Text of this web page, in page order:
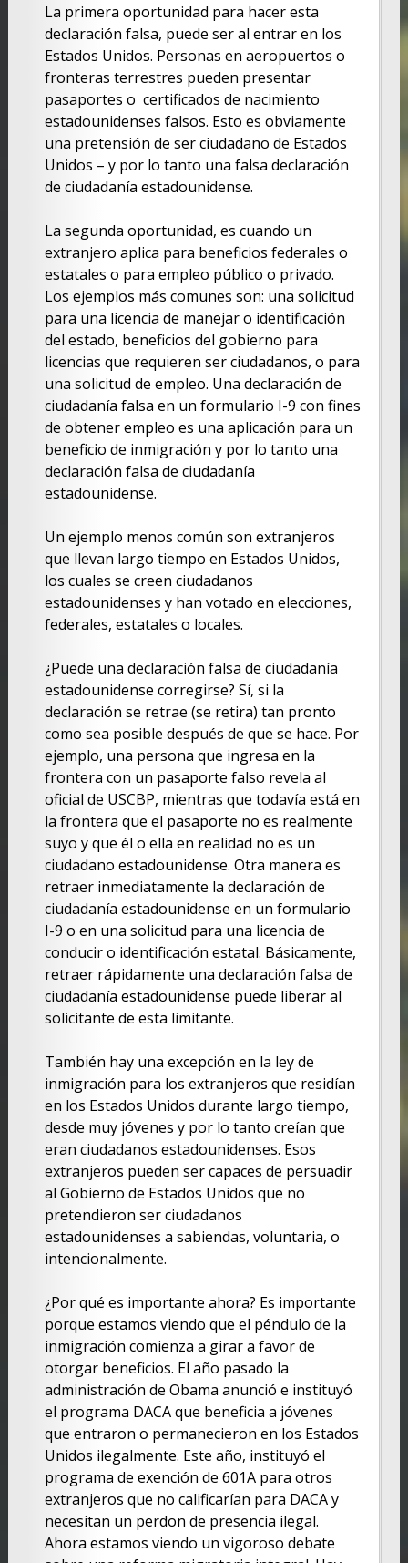
La primera oportunidad para hacer esta
declaración falsa, puede ser al entrar en los
Estados Unidos. Personas en aeropuertos o
fronteras terrestres pueden presentar
pasaportes o certificados de nacimiento
estadounidenses falsos. Esto es obviamente
una pretensión de ser ciudadano de Estados
Unidos – y por lo tanto una falsa declaración
de ciudadanía estadounidense.
La segunda oportunidad, es cuando un
extranjero aplica para beneficios federales o
estatales o para empleo público o privado.
Los ejemplos más comunes son: una solicitud
para una licencia de manejar o identificación
del estado, beneficios del gobierno para
licencias que requieren ser ciudadanos, o para
una solicitud de empleo. Una declaración de
ciudadanía falsa en un formulario I-9 con fines
de obtener empleo es una aplicación para un
beneficio de inmigración y por lo tanto una
declaración falsa de ciudadanía
estadounidense.
Un ejemplo menos común son extranjeros
que llevan largo tiempo en Estados Unidos,
los cuales se creen ciudadanos
estadounidenses y han votado en elecciones,
federales, estatales o locales.
¿Puede una declaración falsa de ciudadanía
estadounidense corregirse? Sí, si la
declaración se retrae (se retira) tan pronto
como sea posible después de que se hace. Por
ejemplo, una persona que ingresa en la
frontera con un pasaporte falso revela al
oficial de USCBP, mientras que todavía está en
la frontera que el pasaporte no es realmente
suyo y que él o ella en realidad no es un
ciudadano estadounidense. Otra manera es
retraer inmediatamente la declaración de
ciudadanía estadounidense en un formulario
I-9 o en una solicitud para una licencia de
conducir o identificación estatal. Básicamente,
retraer rápidamente una declaración falsa de
ciudadanía estadounidense puede liberar al
solicitante de esta limitante.
También hay una excepción en la ley de
inmigración para los extranjeros que residían
en los Estados Unidos durante largo tiempo,
desde muy jóvenes y por lo tanto creían que
eran ciudadanos estadounidenses. Esos
extranjeros pueden ser capaces de persuadir
al Gobierno de Estados Unidos que no
pretendieron ser ciudadanos
estadounidenses a sabiendas, voluntaria, o
intencionalmente.
¿Por qué es importante ahora? Es importante
porque estamos viendo que el péndulo de la
inmigración comienza a girar a favor de
otorgar beneficios. El año pasado la
administración de Obama anunció e instituyó
el programa DACA que beneficia a jóvenes
que entraron o permanecieron en los Estados
Unidos ilegalmente. Este año, instituyó el
programa de exención de 601A para otros
extranjeros que no calificarían para DACA y
necesitan un perdon de presencia ilegal.
Ahora estamos viendo un vigoroso debate